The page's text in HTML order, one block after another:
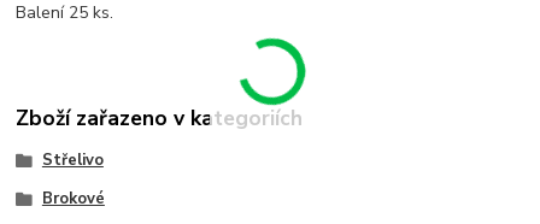
Balení 25 ks.
Zboží zařazeno v kategoriích
Střelivo
Brokové